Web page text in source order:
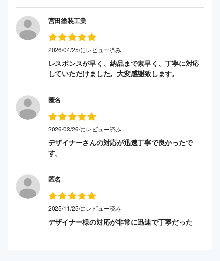
宮田塗装工業
2026/04/25/にレビュー済み
レスポンスが早く、納品まで素早く、丁寧に対応
していただけました。大変感謝致します。
匿名
2026/03/26/にレビュー済み
デザイナーさんの対応が迅速丁寧で良かったで
す。
匿名
2025/11/25/にレビュー済み
デザイナー様の対応が非常に迅速で丁寧だった